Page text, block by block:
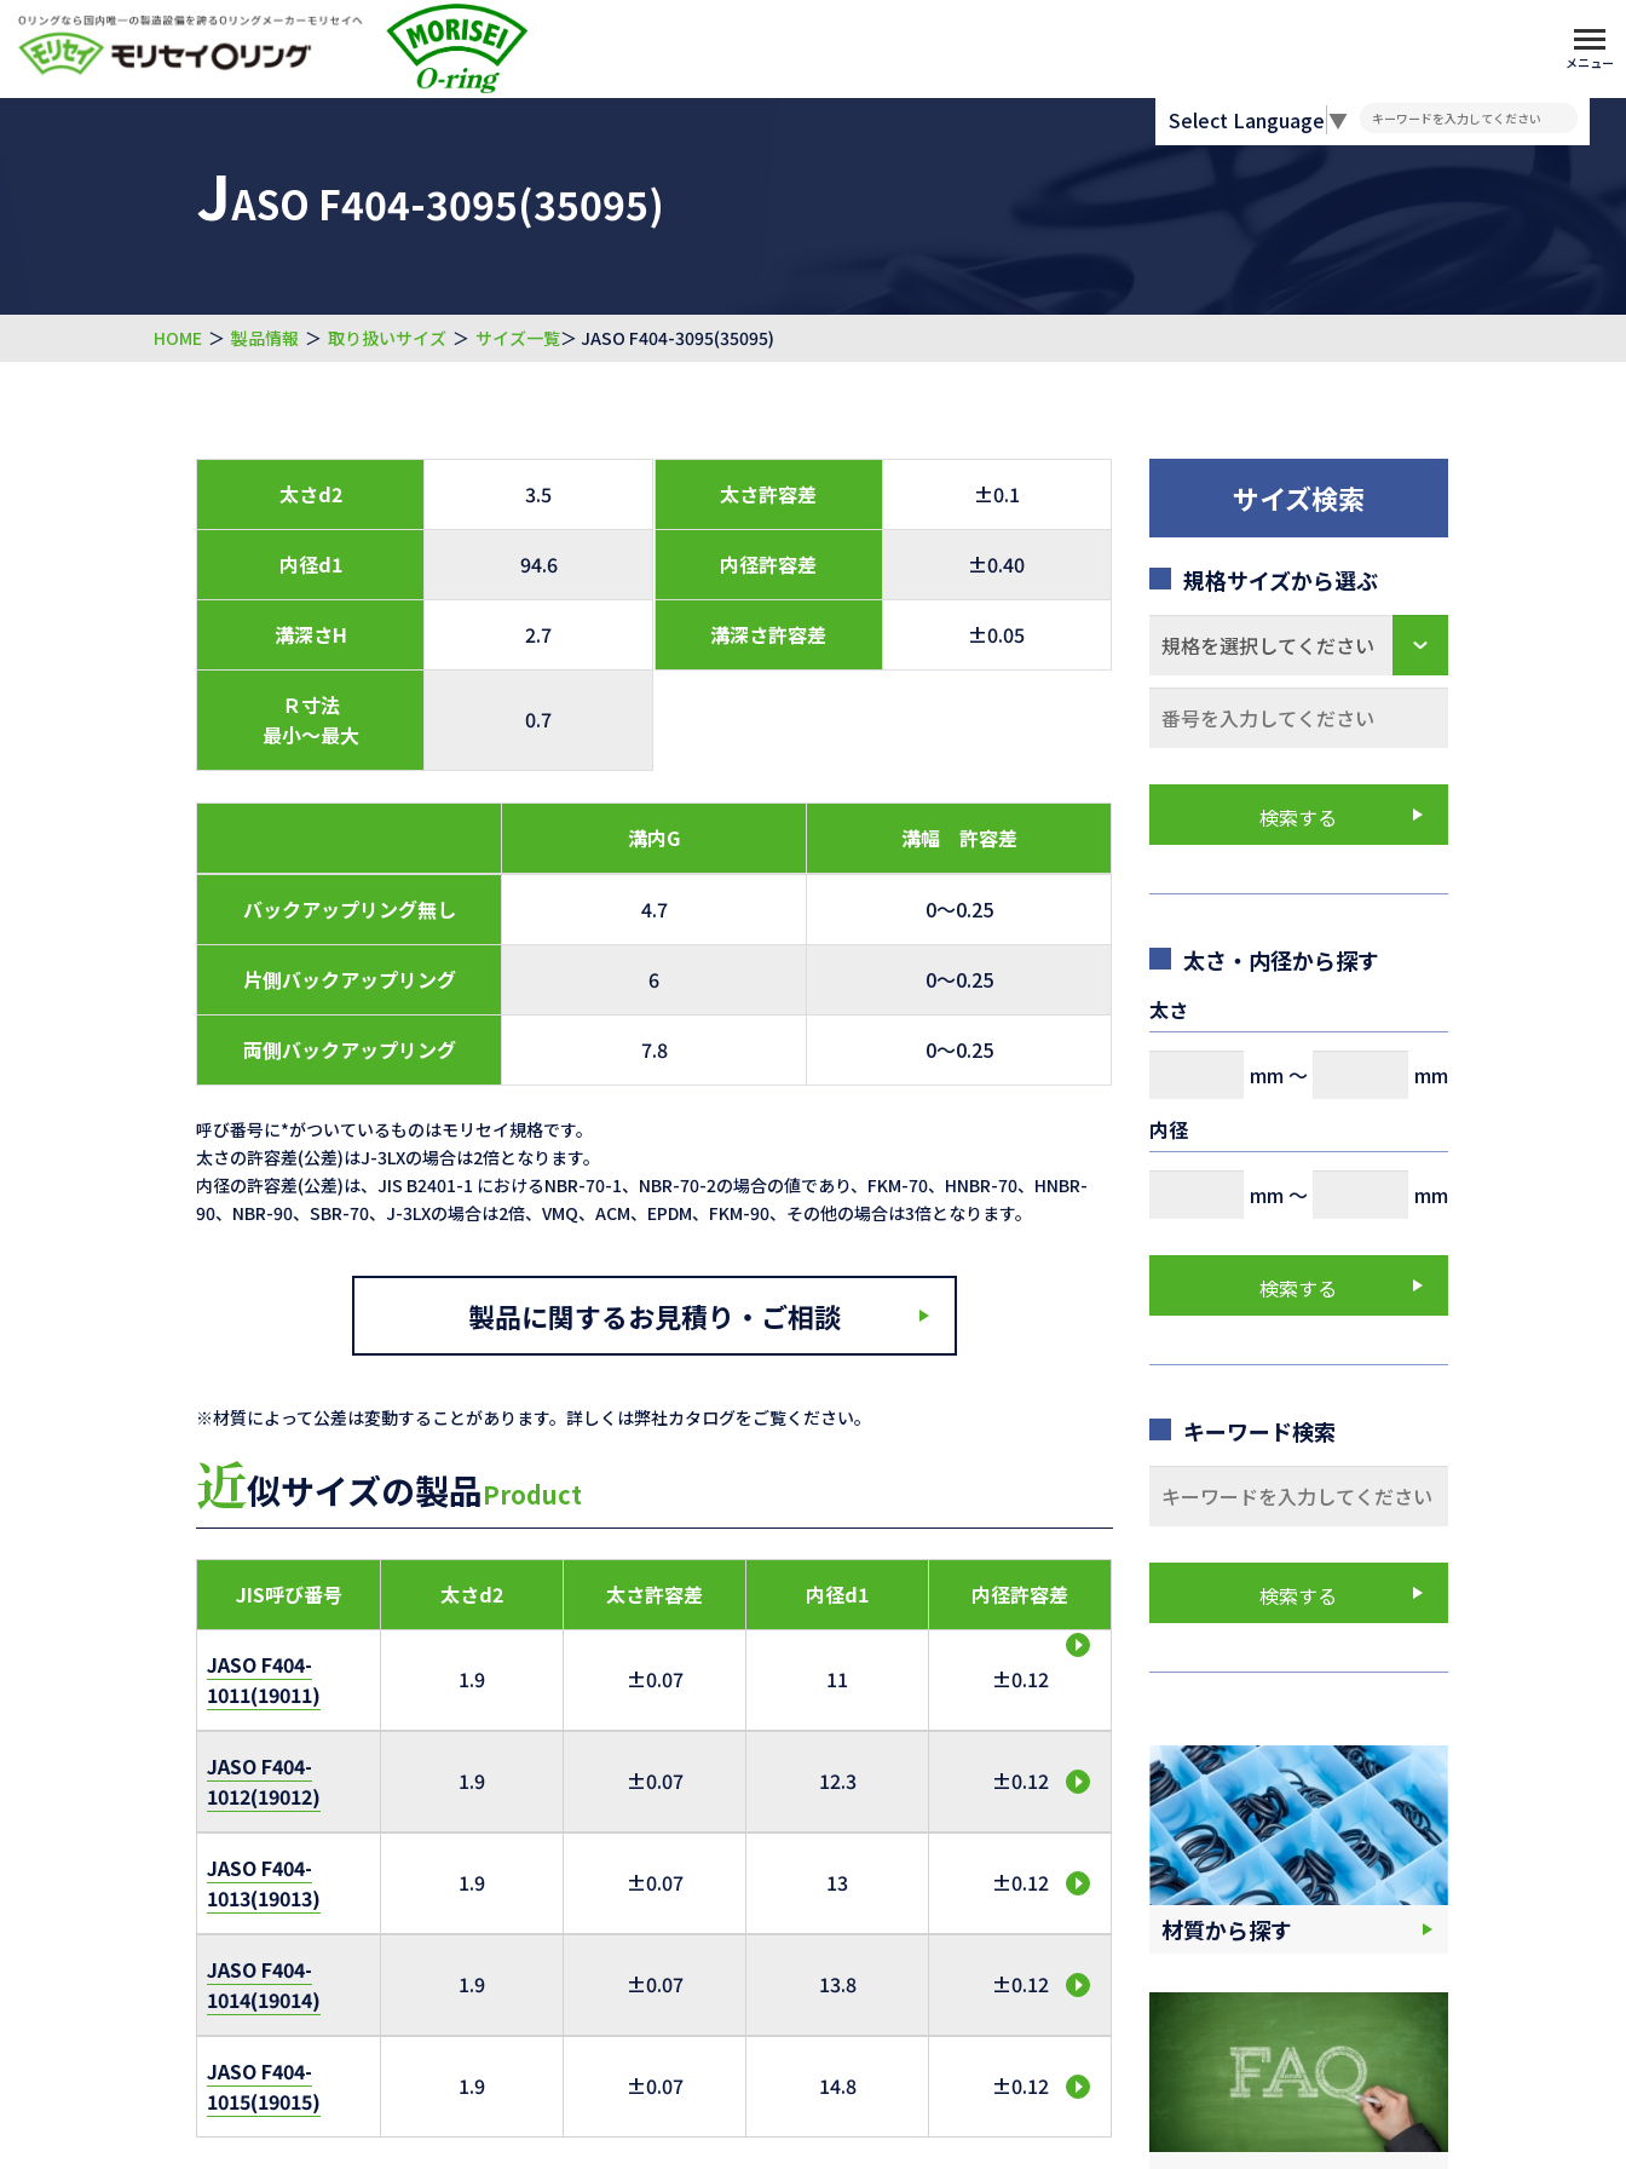
メニュー
JASO F404-3095(35095)
Select Language▼
HOME ＞ 製品情報 ＞ 取り扱いサイズ ＞ サイズ一覧＞ JASO F404-3095(35095)
太さd2 3.5
内径d1 94.6
溝深さH 2.7
Ｒ寸法
最小～最大
0.7
太さ許容差 ±0.1
内径許容差 ±0.40
溝深さ許容差 ±0.05
溝内G 溝幅 許容差
バックアップリング無し 4.7 0～0.25
片側バックアップリング 6 0～0.25
両側バックアップリング 7.8 0～0.25
呼び番号に*がついているものはモリセイ規格です。
太さの許容差(公差)はJ-3LXの場合は2倍となります。
内径の許容差(公差)は、JIS B2401-1 におけるNBR-70-1、NBR-70-2の場合の値であり、FKM-70、HNBR-70、HNBR-
90、NBR-90、SBR-70、J-3LXの場合は2倍、VMQ、ACM、EPDM、FKM-90、その他の場合は3倍となります。
製品に関するお見積り・ご相談
※材質によって公差は変動することがあります。詳しくは弊社カタログをご覧ください。
近似サイズの製品Product
JIS呼び番号 太さd2 太さ許容差 内径d1 内径許容差
JASO F404-
1011(19011)
1.9 ±0.07 11 ±0.12
JASO F404-
1012(19012)
1.9 ±0.07 12.3 ±0.12
JASO F404-
1013(19013)
1.9 ±0.07 13 ±0.12
JASO F404-
1014(19014)
1.9 ±0.07 13.8 ±0.12
JASO F404-
1015(19015)
1.9 ±0.07 14.8 ±0.12
サイズ検索
規格サイズから選ぶ
太さ・内径から探す
太さ
mm～
mm
内径
mm～ mm
キーワード検索
材質から探す